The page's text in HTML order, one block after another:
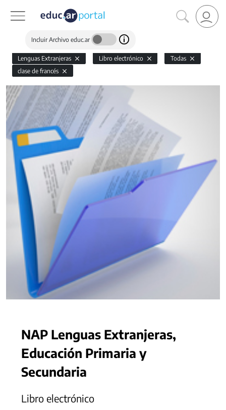
Incluir Archivo educ.ar
Lenguas Extranjeras Libro electrónico
Todas
clase de francés
NAP Lenguas Extranjeras,
Educación Primaria y
Secundaria
Libro electrónico